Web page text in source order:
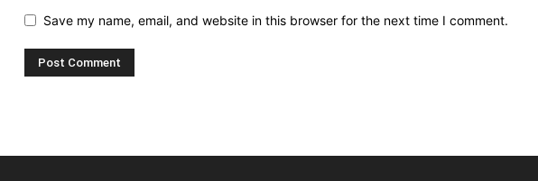
Save my name, email, and website in this browser for the next time I comment.